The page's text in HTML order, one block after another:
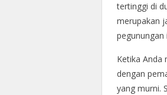
tertinggi di
merupakan
pegunungan
Ketika Anda
dengan
yang murni.